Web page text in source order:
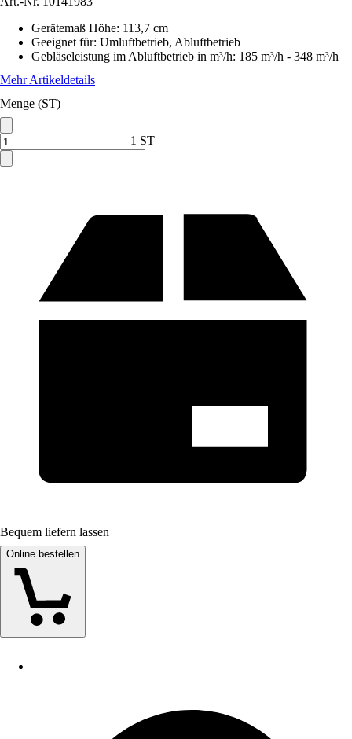
Gerätemaß Höhe: 113,7 cm
Geeignet für: Umluftbetrieb, Abluftbetrieb
Gebläseleistung im Abluftbetrieb in m³/h: 185 m³/h - 348 m³/h
Mehr Artikeldetails
Menge (ST)
1 ST
Bequem liefern lassen
Online bestellen